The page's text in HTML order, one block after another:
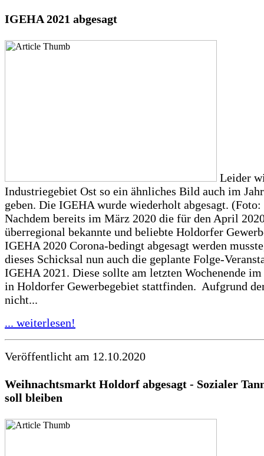
IGEHA 2021 abgesagt
Leider
Industriegebiet Ost so ein ähnliches Bild auch im
geben. Die IGEHA wurde wiederholt abgesagt.
Nachdem bereits im März 2020 die für den April
überregional bekannte und beliebte Holdorfer
IGEHA 2020 Corona-bedingt abgesagt werden
dieses Schicksal nun auch die geplante Folge-
IGEHA 2021. Diese sollte am letzten Wochenende
in Holdorfer Gewerbegebiet stattfinden. Aufgrund
nicht...
... weiterlesen!
Veröffentlicht am 12.10.2020
Weihnachtsmarkt Holdorf abgesagt - Sozialer
soll bleiben